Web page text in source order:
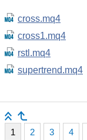
cross.mq4
cross1.mq4
rstl.mq4
supertrend.mq4
1 2 3 4